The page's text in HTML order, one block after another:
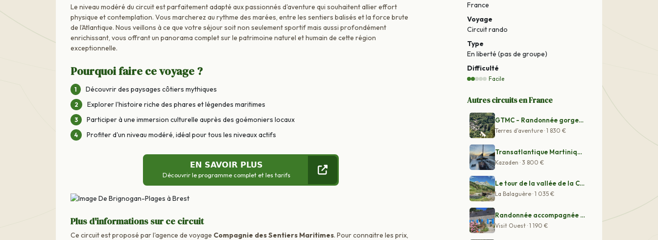
Le niveau modéré du circuit est parfaitement adapté aux passionnés d'aventure qui souhaitent allier effort
physique et contemplation. Vous marcherez au rythme des marées, entre les sentiers balisés et la force brute
de l'Atlantique. Nous veillons à ce que votre séjour soit non seulement sportif mais aussi profondément
enrichissant, vous offrant un panorama complet sur le patrimoine naturel et humain de cette région
exceptionnelle.
Pourquoi faire ce voyage ?
Découvrir des paysages côtiers mythiques
Explorer l'histoire riche des phares et légendes maritimes
Participer à une immersion culturelle auprès des goémoniers locaux
Profiter d'un niveau modéré, idéal pour tous les niveaux actifs
EN SAVOIR PLUS
Découvrir le programme complet et les tarifs
Plus d'informations sur ce circuit
Ce circuit est proposé par l'agence de voyage Compagnie des Sentiers Maritimes. Pour connaitre les prix,
France
Voyage
Circuit rando
Type
En liberté (pas de groupe)
Difficulté
Facile
Autres circuits en France
GTMC - Randonnée gorges du Tarn - Randonnée Massif Cent
Terres d'aventure · 1 830 €
Transatlantique Martinique - La Rochelle en TS 42
Kazaden · 3 800 €
Le tour de la vallée de la Clarée
La Balaguère · 1 035 €
Randonnée accompagnée sur la Presqu'île de Crozon
Visit Ouest · 1 190 €